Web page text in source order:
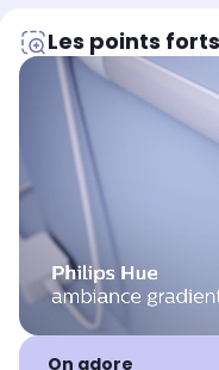
Les points
On adore